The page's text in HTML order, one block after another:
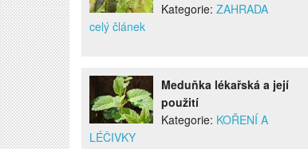
Kategorie: ZAHRADA
celý článek
Meduňka lékařská a její
použití
Kategorie: KOŘENÍ A
LÉČIVKY